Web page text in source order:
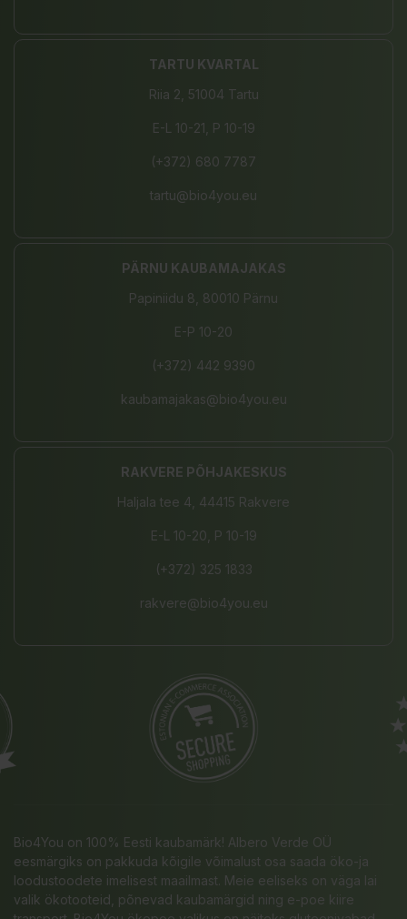
TARTU KVARTAL
Riia 2, 51004 Tartu
E-L 10-21, P 10-19
(+372) 680 7787
tartu@bio4you.eu
PÄRNU KAUBAMAJAKAS
Papiniidu 8, 80010 Pärnu
E-P 10-20
(+372) 442 9390
kaubamajakas@bio4you.eu
RAKVERE PÕHJAKESKUS
Haljala tee 4, 44415 Rakvere
E-L 10-20, P 10-19
(+372) 325 1833
rakvere@bio4you.eu
Bio4You on 100% Eesti kaubamärk! Albero Verde OÜ
eesmärgiks on pakkuda kõigile võimalust osa saada öko-ja
loodustoodete imelisest maailmast. Meie eeliseks on väga lai
valik ökotooteid, põnevad kaubamärgid ning e-poe kiire